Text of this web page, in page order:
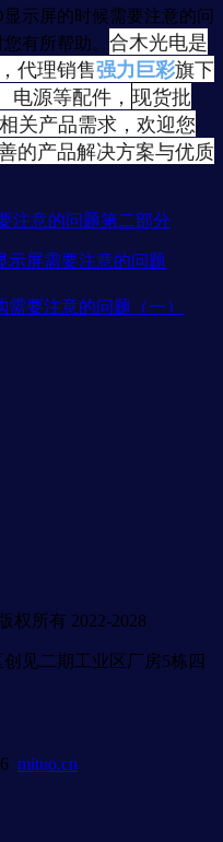
示屏的时候需要注意的问
有所帮助。 合木光电是
，代理销售强力巨彩旗下
电源等配件， 现货批
关产品需求，欢迎您
的产品解决方案与优质
注意的问题第二部分
示屏需要注意的问题
要注意的问题（一）
权所有 2022-2028
见二期工业区厂房5栋四
mituo.cn